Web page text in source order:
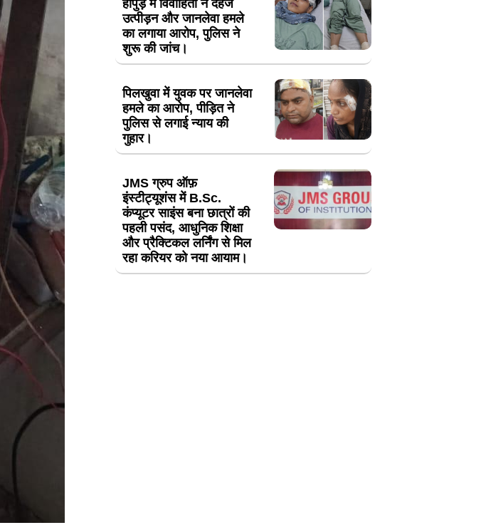
हापुड़ में विवाहिता ने दहेज
उत्पीड़न और जानलेवा हमले
का लगाया आरोप, पुलिस ने
शुरू की जांच।
पिलखुवा में युवक पर जानलेवा
हमले का आरोप, पीड़ित ने
पुलिस से लगाई न्याय की
गुहार।
JMS ग्रुप ऑफ़
इंस्टीट्यूशंस में B.Sc.
कंप्यूटर साइंस बना छात्रों की
पहली पसंद, आधुनिक शिक्षा
और प्रैक्टिकल लर्निंग से मिल
रहा करियर को नया आयाम।